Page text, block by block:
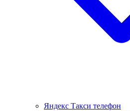
Яндекс Такси телефон